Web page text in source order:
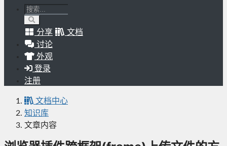
分享
文档
讨论
外观
登录
注册
文档中心
知识库
文章内容